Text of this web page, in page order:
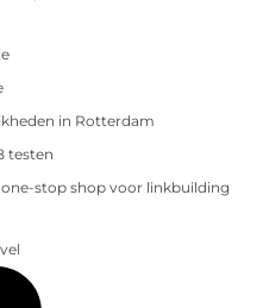
in Rotterdam
testen
stop shop voor linkbuilding